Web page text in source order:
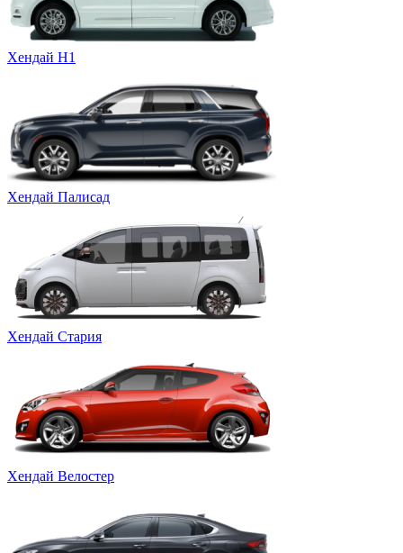
Хендай Н1
Хендай Палисад
Хендай Стария
Хендай Велостер